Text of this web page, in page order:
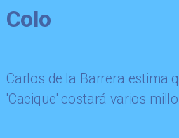
Colo
Carlos de la Barrera estima
'Cacique' costará varios